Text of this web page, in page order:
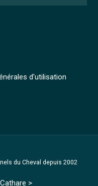
d'utilisation
du Cheval depuis 2002
>